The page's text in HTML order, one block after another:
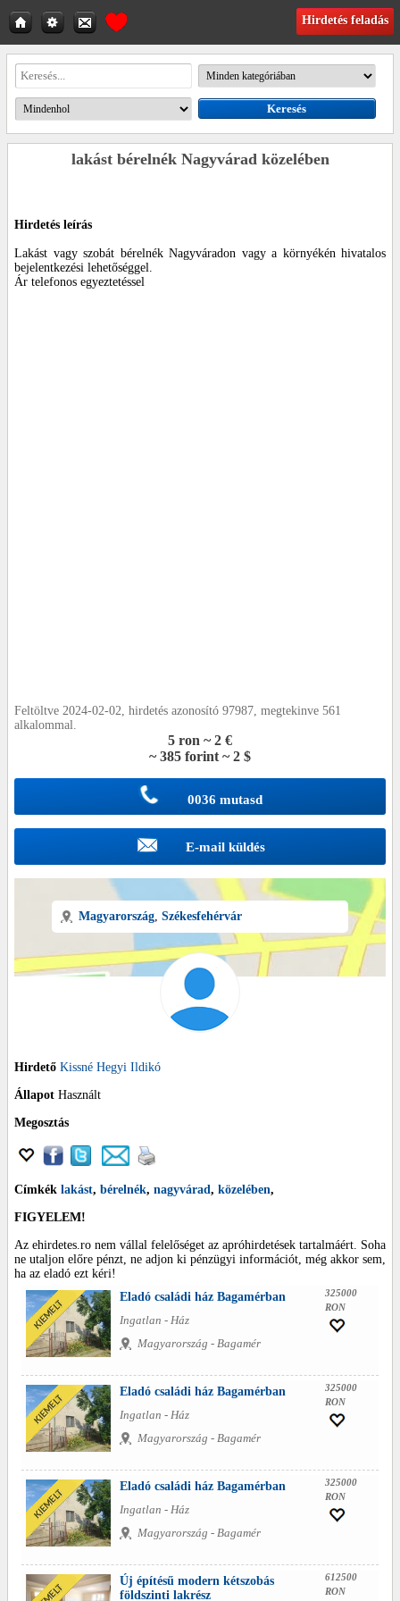
Hirdetés feladás
lakást bérelnék Nagyvárad közelében
Hirdetés leírás
Lakást vagy szobát bérelnék Nagyváradon vagy a környékén hivatalos
bejelentkezési lehetőséggel.
Ár telefonos egyeztetéssel
Feltöltve 2024-02-02, hirdetés azonosító 97987, megtekinve 561
alkalommal.
5 ron ~ 2 €
~ 385 forint ~ 2 $
0036 mutasd
E-mail küldés
Magyarország, Székesfehérvár
Hirdető Kissné Hegyi Ildikó
Állapot Használt
Megosztás
Címkék lakást, bérelnék, nagyvárad, közelében,
FIGYELEM!
Az ehirdetes.ro nem vállal felelőséget az apróhirdetések tartalmáért. Soha
ne utaljon előre pénzt, ne adjon ki pénzügyi információt, még akkor sem,
ha az eladó ezt kéri!
Eladó családi ház Bagamérban
Ingatlan - Ház
Magyarország - Bagamér
325000
RON
Eladó családi ház Bagamérban
Ingatlan - Ház
Magyarország - Bagamér
325000
RON
Eladó családi ház Bagamérban
Ingatlan - Ház
Magyarország - Bagamér
325000
RON
Új építésű modern kétszobás
földszinti lakrész
612500
RON